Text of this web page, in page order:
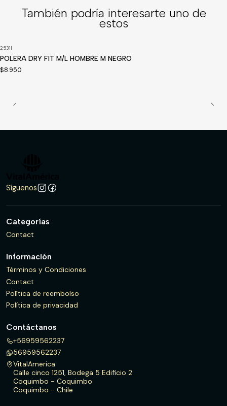
También podría interesarte uno de
estos
2531|
POLERA DRY FIT M/L HOMBRE M NEGRO
$8.950
Síguenos
Categorías
Contact
Información
Términos y Condiciones
Contact
Política de reembolso
Política de privacidad
Contáctanos
+56959562237
56959562237
VitalAmerica
Calle cinco 1251, Bodega 5 Edificio 2
Coquimbo - Coquimbo
Coquimbo - Chile